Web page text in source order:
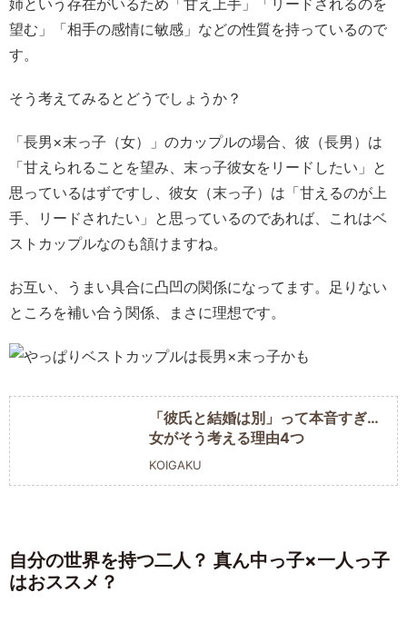
姉という存在がいるため「甘え上手」「リードされるのを
望む」「相手の感情に敏感」などの性質を持っているので
す。
そう考えてみるとどうでしょうか？
「長男×末っ子（女）」のカップルの場合、彼（長男）は
「甘えられることを望み、末っ子彼女をリードしたい」と
思っているはずですし、彼女（末っ子）は「甘えるのが上
手、リードされたい」と思っているのであれば、これはベ
ストカップルなのも頷けますね。
お互い、うまい具合に凸凹の関係になってます。足りない
ところを補い合う関係、まさに理想です。
「彼氏と結婚は別」って本音すぎ…
女がそう考える理由4つ
KOIGAKU
自分の世界を持つ二人？ 真ん中っ子×一人っ子
はおススメ？